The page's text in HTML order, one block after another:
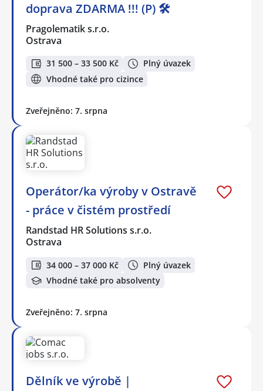
doprava ZDARMA !!! (P) 🛠️
Pragolematik s.r.o.
Ostrava
31 500 – 33 500 Kč
Plný úvazek
Vhodné také pro cizince
Zveřejněno: 7. srpna
Operátor/ka výroby v Ostravě
- práce v čistém prostředí
Randstad HR Solutions s.r.o.
Ostrava
34 000 – 37 000 Kč
Plný úvazek
Vhodné také pro absolventy
Zveřejněno: 7. srpna
Dělník ve výrobě |